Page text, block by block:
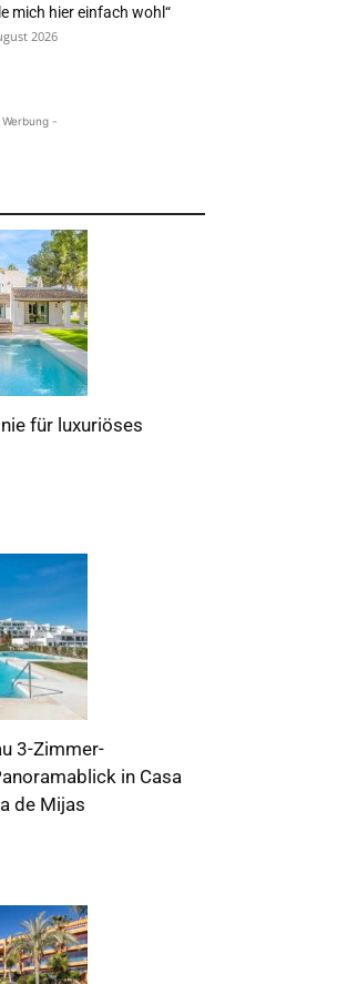
mich hier einfach wohl“
2026
-
für luxuriöses
3-Zimmer-
in Casa
de Mijas